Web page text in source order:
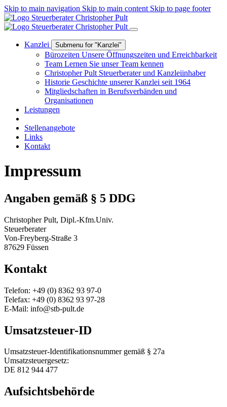
Skip to main navigation Skip to main content Skip to page footer
Kanzlei Submenu for "Kanzlei"
Bürozeiten Unsere Öffnungszeiten und Erreichbarkeit
Team Lernen Sie unser Team kennen
Christopher Pult Steuerberater und Kanzleiinhaber
Historie Geschichte unserer Kanzlei seit 1964
Mitgliedschaften in Berufsverbänden und
Organisationen
Leistungen
Stellenangebote
Links
Kontakt
Impressum
Angaben gemäß § 5 DDG
Christopher Pult, Dipl.-Kfm.Univ.
Steuerberater
Von-Freyberg-Straße 3
87629 Füssen
Kontakt
Telefon: +49 (0) 8362 93 97-0
Telefax: +49 (0) 8362 93 97-28
E-Mail: info@stb-pult.de
Umsatzsteuer-ID
Umsatzsteuer-Identifikationsnummer gemäß § 27a
Umsatzsteuergesetz:
DE 812 944 477
Aufsichtsbehörde